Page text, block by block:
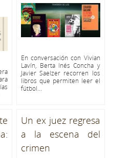
En conversación con Vivian
Lavín, Berta Inés Concha y
Javier Saelzer recorren los
libros que permiten leer el
fútbol...
Un ex juez regresa
a la escena del
crimen